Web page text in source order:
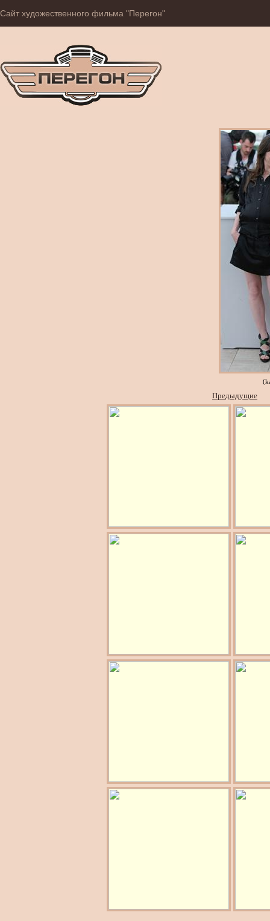
Сайт художественного фильма "Перегон"
Предыдущие